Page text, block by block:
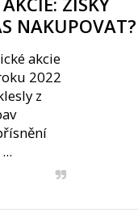
NAKUPOVAT?
akcie
2022
z